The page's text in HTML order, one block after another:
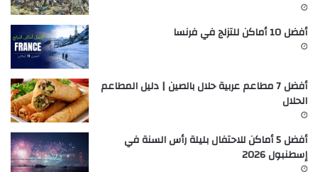
أفضل 10 أماكن للتزلج في فرنسا
أفضل 7 مطاعم عربية حلال بالصين | دليل المطاعم
الحلال
أفضل 5 أماكن للاحتفال بليلة رأس السنة في
إسطنبول 2026